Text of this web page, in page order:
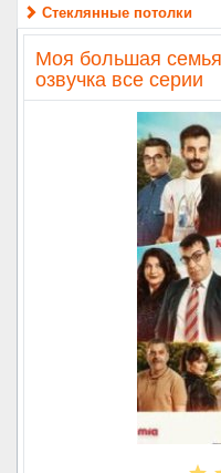
Стеклянные потолки
Моя большая семья
озвучка все серии